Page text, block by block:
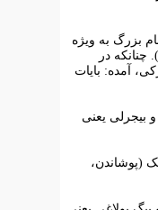
بزرگ به ویژه
در
آمده: بایات
و بیجرلی یعنی
(پوشاندن،